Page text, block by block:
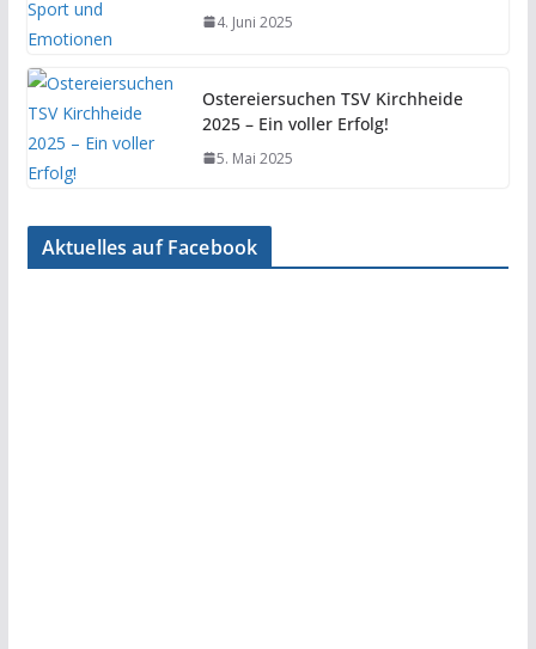
4. Juni 2025
Ostereiersuchen TSV Kirchheide
2025 – Ein voller Erfolg!
5. Mai 2025
Aktuelles auf Facebook